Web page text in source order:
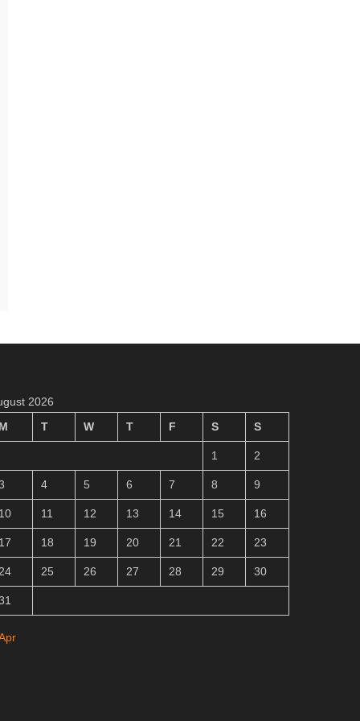
2026
T W T F S S
1 2
4 5 6 7 8 9
11 12 13 14 15 16
18 19 20 21 22 23
25 26 27 28 29 30